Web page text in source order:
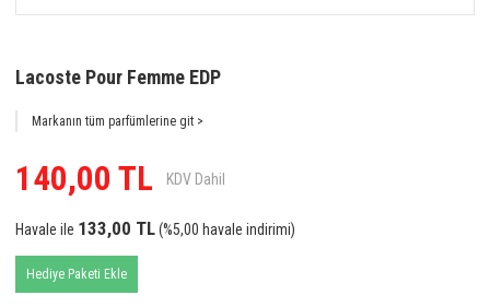
Lacoste Pour Femme EDP
Markanın tüm parfümlerine git >
140,00 TL KDV Dahil
Havale ile 133,00 TL(%5,00 havale indirimi)
Hediye Paketi Ekle